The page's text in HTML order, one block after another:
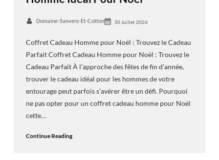
Domaine-Sanvers-Et-Cotton 30 Juillet 2026
Coffret Cadeau Homme pour Noël : Trouvez le Cadeau
Parfait Coffret Cadeau Homme pour Noël : Trouvez le
Cadeau Parfait À l’approche des fêtes de fin d’année,
trouver le cadeau idéal pour les hommes de votre
entourage peut parfois s’avérer être un défi. Pourquoi
ne pas opter pour un coffret cadeau homme pour Noël
cette…
Continue Reading